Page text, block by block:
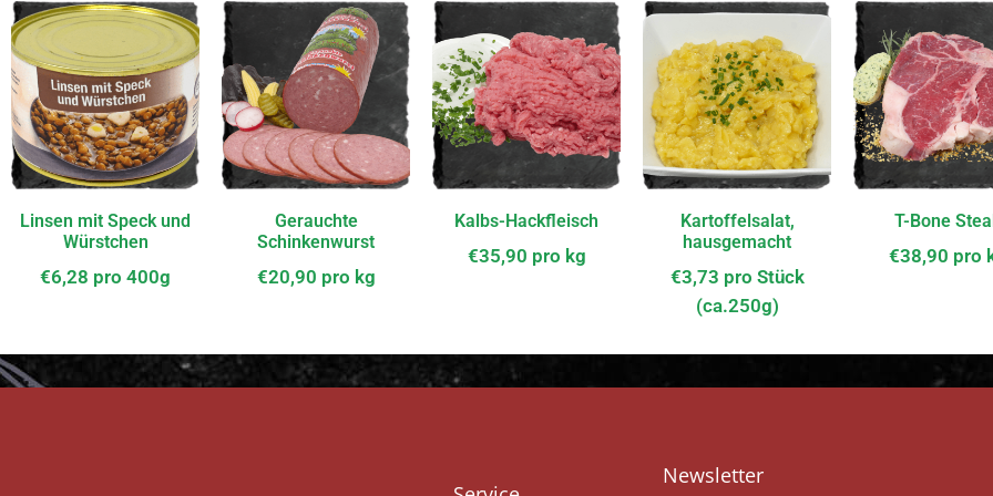
Linsen mit Speck und
Würstchen
€6,28 pro 400g
Gerauchte
Schinkenwurst
€20,90 pro kg
Kalbs-Hackfleisch
€35,90 pro kg
Kartoffelsalat,
hausgemacht
€3,73 pro Stück
(ca.250g)
T-Bone
€38,90 pro
Newsletter